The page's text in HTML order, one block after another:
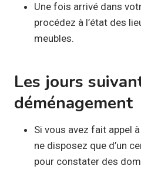
Une fois arrivé dans
procédez à l’état des
meubles.
Les jours
déménagement
Si vous avez fait appel
ne disposez que d’un
pour constater des